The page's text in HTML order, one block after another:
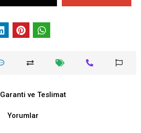
Garanti ve Teslimat
Yorumlar